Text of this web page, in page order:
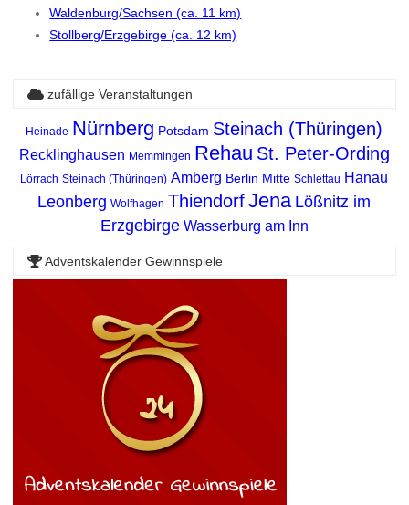
Waldenburg/Sachsen (ca. 11 km)
Stollberg/Erzgebirge (ca. 12 km)
zufällige Veranstaltungen
Heinade Nürnberg Potsdam Steinach (Thüringen)
Recklinghausen Memmingen Rehau St. Peter-Ording
Lörrach Steinach (Thüringen) Amberg Berlin Mitte Schlettau Hanau
Leonberg Wolfhagen Thiendorf Jena Lößnitz im
Erzgebirge Wasserburg am Inn
Adventskalender Gewinnspiele